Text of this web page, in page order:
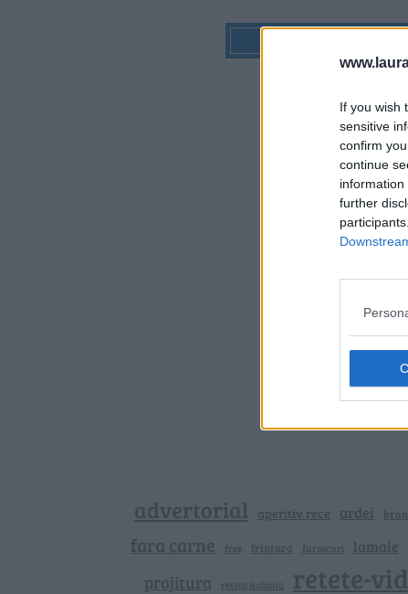
If you wish
sensitive
confirm
continue
further
advertorial aperitiv rece ardei
fara carne free friptura fursecuri lamaie
prajitura reteta italiana retete-